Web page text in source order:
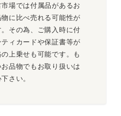
個限定 スカルリング
テムとなっております。シンプ
なっております。裏にはシリアル
定品は買取価格が高くなりますの
場では付属品があるお
に比べ売れる可能性が
その為、ご購入時に付
ィカードや保証書等が
上乗せも可能です。も
品物でもお取り扱いは
さい。